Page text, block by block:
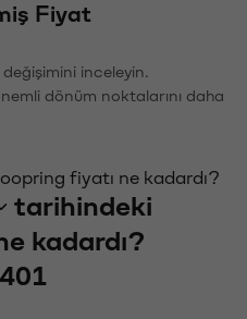
Fiyat
inceleyin.
dönüm noktalarını daha
fiyatı ne kadardı?
tarihindeki
kadardı?